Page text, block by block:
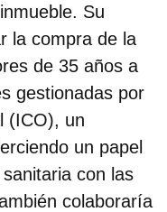
Su
la compra de la
de 35 años a
gestionadas por
(ICO), un
un papel
con las
colaboraría